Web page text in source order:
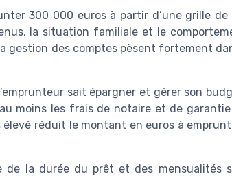
300 000 euros à partir d’une grille de
la situation familiale et le
gestion des comptes pèsent fortement
sait épargner et gérer son
moins les frais de notaire et de
réduit le montant en euros à
la durée du prêt et des mensualités